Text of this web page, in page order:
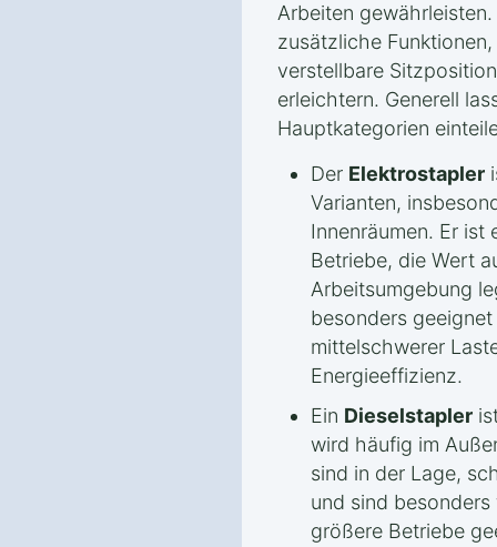
Arbeiten
zusätzliche
verstellbare
erleichtern. Generell
Hauptkategorien
Der Elektrostapler
Varianten,
Innenräumen. Er ist
Betriebe, die Wert
Arbeitsumgebung
besonders
mittelschwerer
Energieeffizienz.
Ein Dieselstapler
wird häufig im
sind in der Lage,
und sind
größere Betriebe